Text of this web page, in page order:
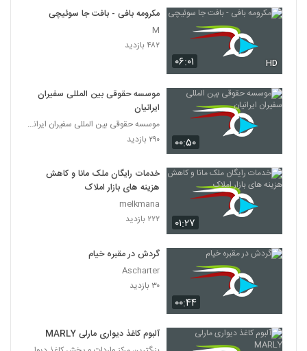
۰۶:۰۱ HD
مکرومه بافی - بافت جا سوئیچی
M
۴۸۲ بازدید
۰۰:۵۰
موسسه حقوقی بین المللی سفیران
ایرانیان
موسسه حقوقی بین المللی سفیران ایرانیان
۲۹۰ بازدید
۰۱:۲۷
خدمات رایگان ملک مانا و کاهش
هزینه های بازار املاک
melkmana
۲۲۲ بازدید
۰۰:۴۴
گردش در مقبره خیام
Ascharter
۳۰ بازدید
آلبوم کاغذ دیواری مارلی MARLY